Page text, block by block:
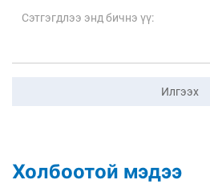
Илгээх
Холбоотой мэдээ